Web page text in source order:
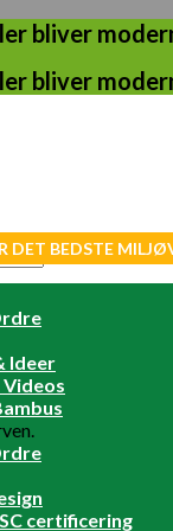
bliver
bliver
DET BEDSTE
Ideer
certificering